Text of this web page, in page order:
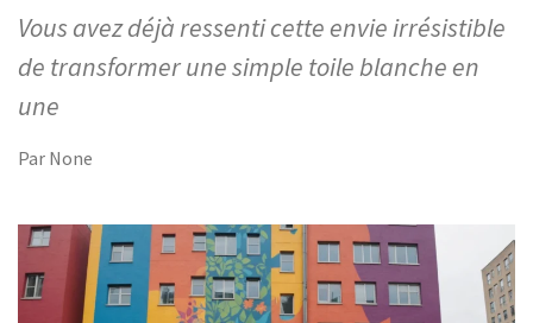
Vous avez déjà ressenti cette envie irrésistible
de transformer une simple toile blanche en
une
Par None